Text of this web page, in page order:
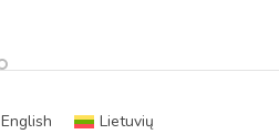
English
Lietuvių